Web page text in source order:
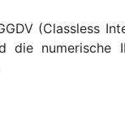
(Classless
die numerische